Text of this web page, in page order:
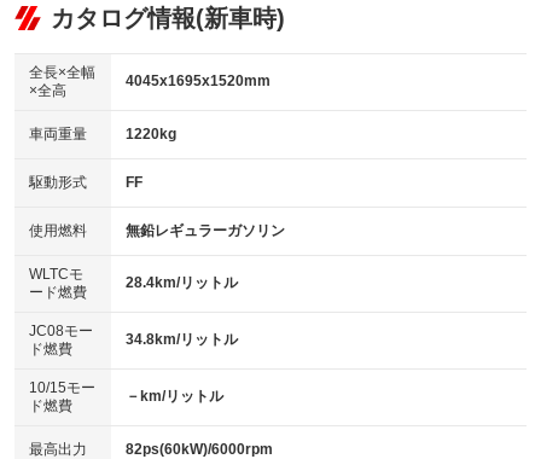
リフトアップ
：装備なし
：装備なし
パワーウィンドウ
アイドリングストップ
：装備なし
USB入力端子
：装備あり
100V電源
：装備なし
センターデフロック
：装備なし
電動格納ミラー
：装備あり
ビジュアル
：装備なし
：装備あり
革シート
キーレス
HID(キセノンライト)
：装備なし
バックカメラ
：装備あり
エアロ
：装備なし
：装備なし
パワーシート
ベンチシート
：装備なし
チップアップシート
：装備なし
カタログ情報(新車時)
全長×全幅
×全高
4045x1695x1520mm
車両重量 1220kg
駆動形式 FF
使用燃料 無鉛レギュラーガソリン
WLTCモ
ード燃費
28.4km/リットル
JC08モー
ド燃費
34.8km/リットル
10/15モー
ド燃費
－km/リットル
最高出力 82ps(60kW)/6000rpm